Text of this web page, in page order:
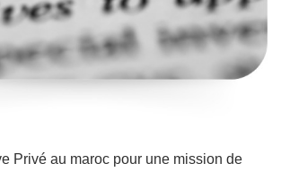
Privé au maroc pour une mission de